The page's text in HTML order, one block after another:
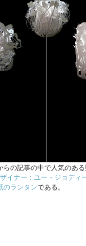
の記事の中で人気のあ
イナー：ユー・ジョディ
のランタンである。